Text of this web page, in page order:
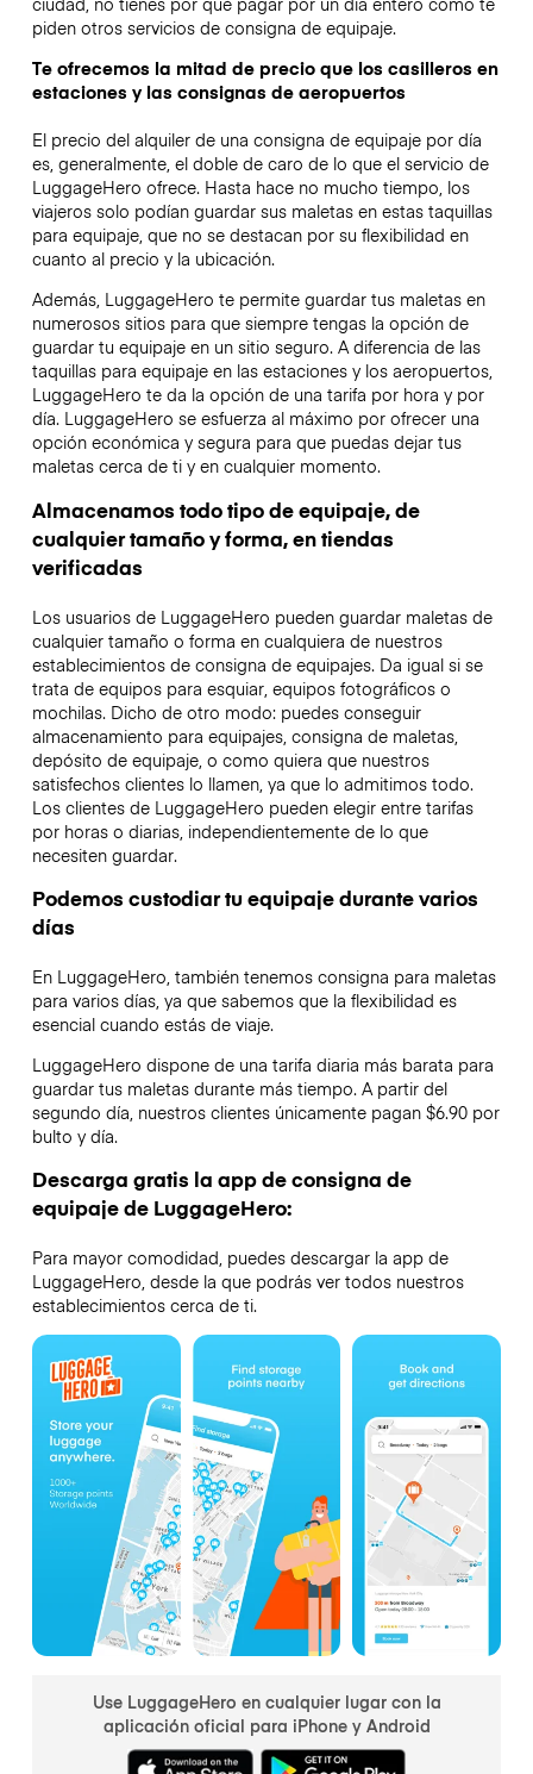
piden otros servicios de consigna de equipaje.
Te ofrecemos la mitad de precio que los casilleros en
estaciones y las consignas de aeropuertos
El precio del alquiler de una consigna de equipaje por día
es, generalmente, el doble de caro de lo que el servicio de
LuggageHero ofrece. Hasta hace no mucho tiempo, los
viajeros solo podían guardar sus maletas en estas taquillas
para equipaje, que no se destacan por su flexibilidad en
cuanto al precio y la ubicación.
Además, LuggageHero te permite guardar tus maletas en
numerosos sitios para que siempre tengas la opción de
guardar tu equipaje en un sitio seguro. A diferencia de las
taquillas para equipaje en las estaciones y los aeropuertos,
LuggageHero te da la opción de una tarifa por hora y por
día. LuggageHero se esfuerza al máximo por ofrecer una
opción económica y segura para que puedas dejar tus
maletas cerca de ti y en cualquier momento.
Almacenamos todo tipo de equipaje, de
cualquier tamaño y forma, en tiendas
verificadas
Los usuarios de LuggageHero pueden guardar maletas de
cualquier tamaño o forma en cualquiera de nuestros
establecimientos de consigna de equipajes. Da igual si se
trata de equipos para esquiar, equipos fotográficos o
mochilas. Dicho de otro modo: puedes conseguir
almacenamiento para equipajes, consigna de maletas,
depósito de equipaje, o como quiera que nuestros
satisfechos clientes lo llamen, ya que lo admitimos todo.
Los clientes de LuggageHero pueden elegir entre tarifas
por horas o diarias, independientemente de lo que
necesiten guardar.
Podemos custodiar tu equipaje durante varios
días
En LuggageHero, también tenemos consigna para maletas
para varios días, ya que sabemos que la flexibilidad es
esencial cuando estás de viaje.
LuggageHero dispone de una tarifa diaria más barata para
guardar tus maletas durante más tiempo. A partir del
segundo día, nuestros clientes únicamente pagan $6.90 por
bulto y día.
Descarga gratis la app de consigna de
equipaje de LuggageHero:
Para mayor comodidad, puedes descargar la app de
LuggageHero, desde la que podrás ver todos nuestros
establecimientos cerca de ti.
Use LuggageHero en cualquier lugar con la
aplicación oficial para iPhone y Android